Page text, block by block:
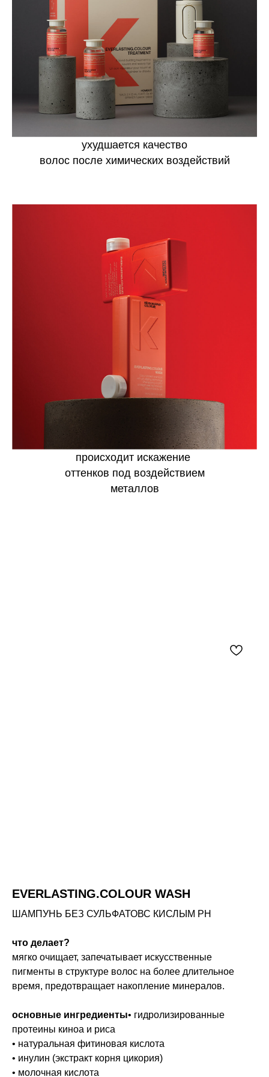
ухудшается качество
волос после химических воздействий
происходит искажение
оттенков под воздействием
металлов
EVERLASTING.COLOUR WASH
ШАМПУНЬ БЕЗ СУЛЬФАТОВС КИСЛЫМ PH
что делает?
мягко очищает, запечатывает искусственные
пигменты в структуре волос на более длительное
время, предотвращает накопление минералов.
основные ингредиенты• гидролизированные
протеины киноа и риса
• натуральная фитиновая кислота
• инулин (экстракт корня цикория)
• молочная кислота